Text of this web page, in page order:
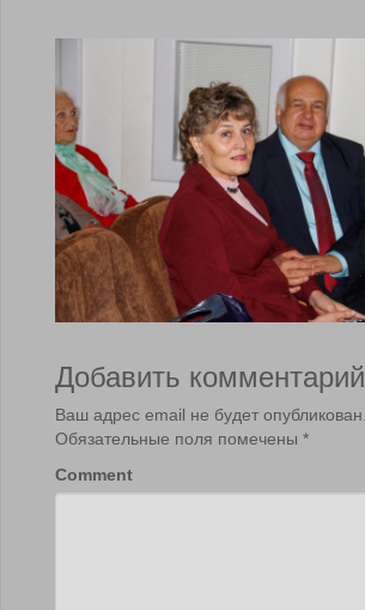
Добавить комментарий
Ваш адрес email не будет опубликован.
Обязательные поля помечены *
Comment